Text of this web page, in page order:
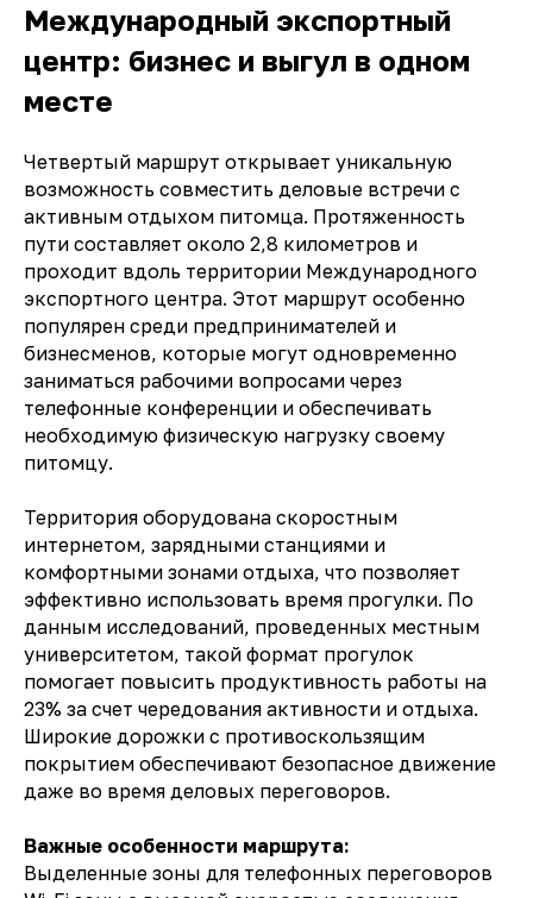
Международный экспортный
центр: бизнес и выгул в одном
месте
Четвертый маршрут открывает уникальную
возможность совместить деловые встречи с
активным отдыхом питомца. Протяженность
пути составляет около 2,8 километров и
проходит вдоль территории Международного
экспортного центра. Этот маршрут особенно
популярен среди предпринимателей и
бизнесменов, которые могут одновременно
заниматься рабочими вопросами через
телефонные конференции и обеспечивать
необходимую физическую нагрузку своему
питомцу.
Территория оборудована скоростным
интернетом, зарядными станциями и
комфортными зонами отдыха, что позволяет
эффективно использовать время прогулки. По
данным исследований, проведенных местным
университетом, такой формат прогулок
помогает повысить продуктивность работы на
23% за счет чередования активности и отдыха.
Широкие дорожки с противоскользящим
покрытием обеспечивают безопасное движение
даже во время деловых переговоров.
Важные особенности маршрута:
Выделенные зоны для телефонных переговоров